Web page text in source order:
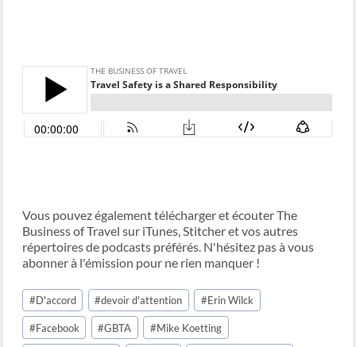
Vous pouvez également télécharger et écouter The
Business of Travel sur iTunes, Stitcher et vos autres
répertoires de podcasts préférés. N'hésitez pas à vous
abonner à l'émission pour ne rien manquer !
Étiquettes
de
la
publication :
#D'accord #devoir d'attention #Erin Wilck
#Facebook #GBTA #Mike Koetting